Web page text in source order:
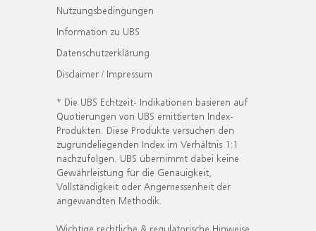
Nutzungsbedingungen
Information zu UBS
Datenschutzerklärung
Disclaimer / Impressum
* Die UBS Echtzeit- Indikationen basieren auf
Quotierungen von UBS emittierten Index-
Produkten. Diese Produkte versuchen den
zugrundeliegenden Index im Verhältnis 1:1
nachzufolgen. UBS übernimmt dabei keine
Gewährleistung für die Genauigkeit,
Vollständigkeit oder Angemessenheit der
angewandten Methodik.